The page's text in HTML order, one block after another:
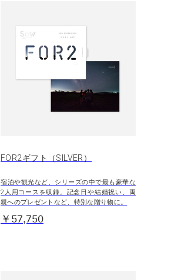
FOR2ギフト（SILVER）
宿泊や観光など、シリーズの中で最も豪華な
2人用コースを収録。記念日や結婚祝い、両
親へのプレゼントなど、特別な贈り物に。
￥57,750